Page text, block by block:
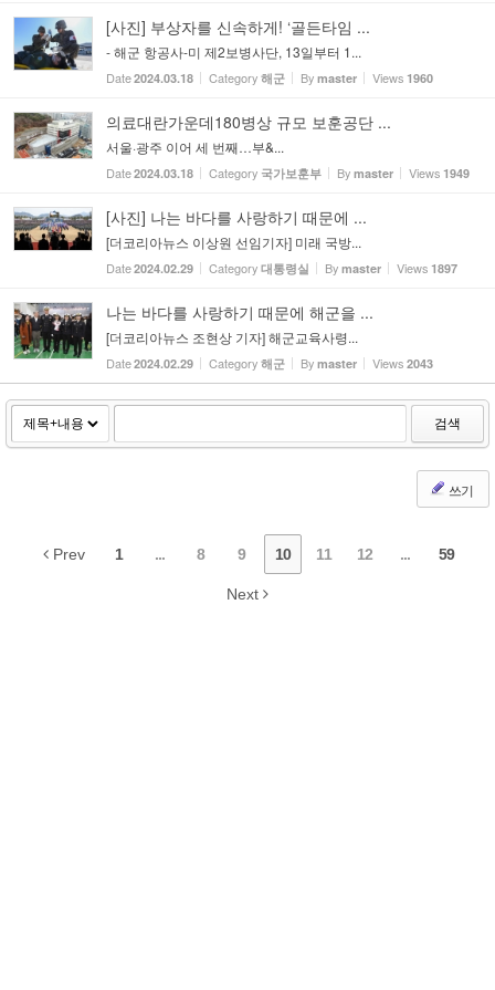
[사진] 부상자를 신속하게! ‘골든타임 ...
- 해군 항공사-미 제2보병사단, 13일부터 1...
Date2024.03.18 Category 해군 By master Views 1960
의료대란가운데180병상 규모 보훈공단 ...
서울·광주 이어 세 번째…부&...
Date2024.03.18 Category 국가보훈부 By master Views 1949
[사진] 나는 바다를 사랑하기 때문에 ...
[더코리아뉴스 이상원 선임기자] 미래 국방...
Date2024.02.29 Category 대통령실 By master Views 1897
나는 바다를 사랑하기 때문에 해군을 ...
[더코리아뉴스 조현상 기자] 해군교육사령...
Date2024.02.29 Category 해군 By master Views 2043
검색
쓰기
Prev 1 ... 8 9 10 11 12 ... 59
Next